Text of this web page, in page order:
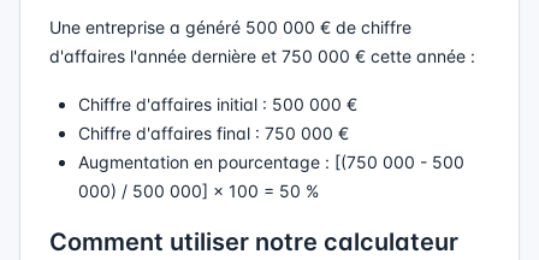
Une entreprise a généré 500 000 € de chiffre
d'affaires l'année dernière et 750 000 € cette année :
Chiffre d'affaires initial : 500 000 €
Chiffre d'affaires final : 750 000 €
Augmentation en pourcentage : [(750 000 - 500
000) / 500 000] × 100 = 50 %
Comment utiliser notre calculateur